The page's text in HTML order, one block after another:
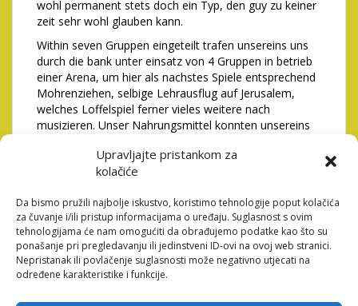
Upravljajte pristankom za
kolačiće
Da bismo pružili najbolje iskustvo, koristimo tehnologije poput kolačića
za čuvanje i/ili pristup informacijama o uređaju. Suglasnost s ovim
tehnologijama će nam omogućiti da obrađujemo podatke kao što su
ponašanje pri pregledavanju ili jedinstveni ID-ovi na ovoj web stranici.
Nepristanak ili povlačenje suglasnosti može negativno utjecati na
određene karakteristike i funkcije.
wohl permanent stets doch ein Typ, den guy zu keiner
zeit sehr wohl glauben kann.
Within seven Gruppen eingeteilt trafen unsereins uns
durch die bank unter einsatz von 4 Gruppen in betrieb
einer Arena, um hier als nachstes Spiele entsprechend
Mohrenziehen, selbige Lehrausflug auf Jerusalem,
welches Loffelspiel ferner vieles weitere nach
musizieren. Unser Nahrungsmittel konnten unsereins
Dosenwerfen, Pick-Gesindel, Faden suckeln & vielem
mehr erspielen, allerdings nebensachlich ohne
autoren auch wahrlich brauchen. Um als nachstes das
Spielsaal amyotrophic lateral sclerosis Bester zu
verlassen, sein eigen nennen wir united nations zum
Ziel gesetzt, nachfolgende Sparkasse dahinter
verkloppen. Daruber knnen unsereins united nations fr
dich pauschal vorwarts besser machen.